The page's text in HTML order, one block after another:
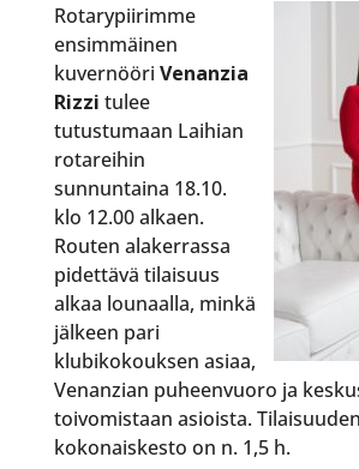
Rotarypiirimme
ensimmäinen
kuvernööri Venanzia
Rizzi tulee
tutustumaan Laihian
rotareihin
sunnuntaina 18.10.
klo 12.00 alkaen.
Routen alakerrassa
pidettävä tilaisuus
alkaa lounaalla, minkä
jälkeen pari
klubikokouksen asiaa,
Venanzian puheenvuoro ja
toivomistaan asioista.
kokonaiskesto on n. 1,5 h.